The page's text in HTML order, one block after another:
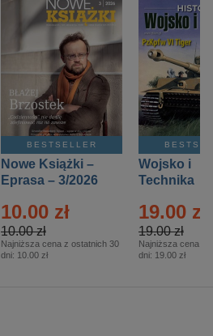
BESTSELLER
Nowe Książki –
Eprasa – 3/2026
10.00 zł
10.00 zł
Najniższa cena z ostatnich 30
dni: 10.00 zł
Wojsko i
Technika
– 2/2026
19.00 zł
19.00 zł
Najniższa cena z
dni: 19.00 zł